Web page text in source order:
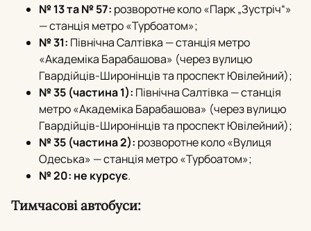
№ 13 та № 57: розворотне коло «Парк „Зустріч“»
— станція метро «Турбоатом»;
№ 31: Північна Салтівка — станція метро
«Академіка Барабашова» (через вулицю
Гвардійців-Широнінців та проспект Ювілейний);
№ 35 (частина 1): Північна Салтівка — станція
метро «Академіка Барабашова» (через вулицю
Гвардійців-Широнінців та проспект Ювілейний);
№ 35 (частина 2): розворотне коло «Вулиця
Одеська» — станція метро «Турбоатом»;
№ 20: не курсує.
Тимчасові автобуси: